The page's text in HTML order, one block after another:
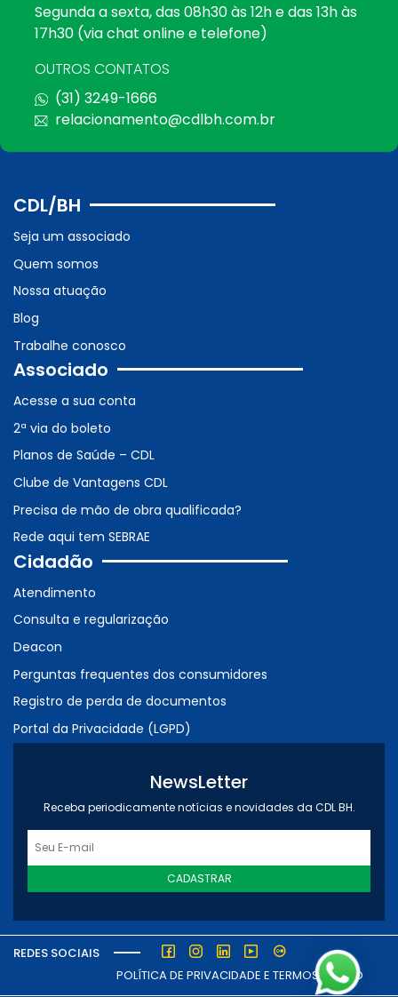
Segunda a sexta, das 08h30 às 12h e das 13h às
17h30 (via chat online e telefone)
OUTROS CONTATOS
(31) 3249-1666
relacionamento@cdlbh.com.br
CDL/BH
Seja um associado
Quem somos
Nossa atuação
Blog
Trabalhe conosco
Associado
Acesse a sua conta
2ª via do boleto
Planos de Saúde – CDL
Clube de Vantagens CDL
Precisa de mão de obra qualificada?
Rede aqui tem SEBRAE
Cidadão
Atendimento
Consulta e regularização
Deacon
Perguntas frequentes dos consumidores
Registro de perda de documentos
Portal da Privacidade (LGPD)
NewsLetter
Receba periodicamente notícias e novidades da CDL BH.
CADASTRAR
REDES SOCIAIS
POLÍTICA DE PRIVACIDADE E TERMOS DE USO